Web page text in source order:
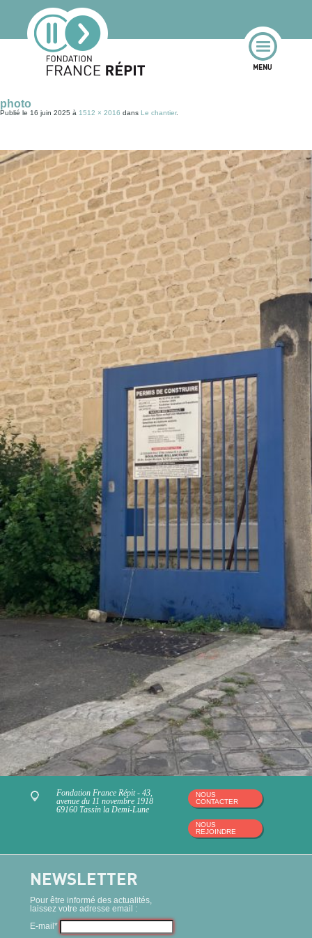
photo
Publié le 16 juin 2025 à 1512 × 2016 dans Le chantier.
Fondation France Répit - 43,
avenue du 11 novembre 1918
69160 Tassin la Demi-Lune
NOUS
CONTACTER
NOUS
REJOINDRE
NEWSLETTER
Pour être informé des actualités,
laissez votre adresse email :
E-mail*